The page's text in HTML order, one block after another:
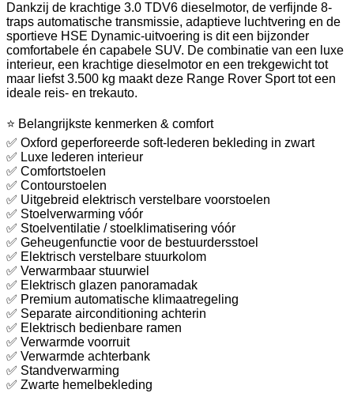
Dankzij de krachtige 3.0 TDV6 dieselmotor, de verfijnde 8-
traps automatische transmissie, adaptieve luchtvering en de
sportieve HSE Dynamic-uitvoering is dit een bijzonder
comfortabele én capabele SUV. De combinatie van een luxe
interieur, een krachtige dieselmotor en een trekgewicht tot
maar liefst 3.500 kg maakt deze Range Rover Sport tot een
ideale reis- en trekauto.
⭐ Belangrijkste kenmerken & comfort
✅ Oxford geperforeerde soft-lederen bekleding in zwart
✅ Luxe lederen interieur
✅ Comfortstoelen
✅ Contourstoelen
✅ Uitgebreid elektrisch verstelbare voorstoelen
✅ Stoelverwarming vóór
✅ Stoelventilatie / stoelklimatisering vóór
✅ Geheugenfunctie voor de bestuurdersstoel
✅ Elektrisch verstelbare stuurkolom
✅ Verwarmbaar stuurwiel
✅ Elektrisch glazen panoramadak
✅ Premium automatische klimaatregeling
✅ Separate airconditioning achterin
✅ Elektrisch bedienbare ramen
✅ Verwarmde voorruit
✅ Verwarmde achterbank
✅ Standverwarming
✅ Zwarte hemelbekleding